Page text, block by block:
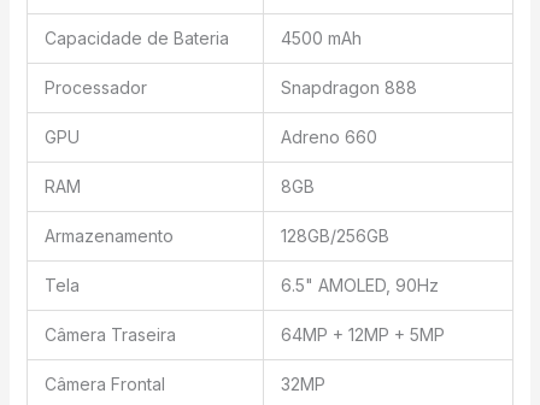
Capacidade de Bateria 4500 mAh
Processador Snapdragon 888
GPU Adreno 660
RAM 8GB
Armazenamento 128GB/256GB
Tela 6.5" AMOLED, 90Hz
Câmera Traseira 64MP + 12MP + 5MP
Câmera Frontal 32MP